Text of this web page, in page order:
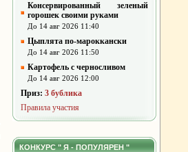
Консервированный зеленый
горошек своими руками
До 14 авг 2026 11:40
Цыплята по-мароккански
До 14 авг 2026 11:50
Картофель с черносливом
До 14 авг 2026 12:00
Приз: 3 бублика
Правила участия
КОНКУРС " Я - ПОПУЛЯРЕН "